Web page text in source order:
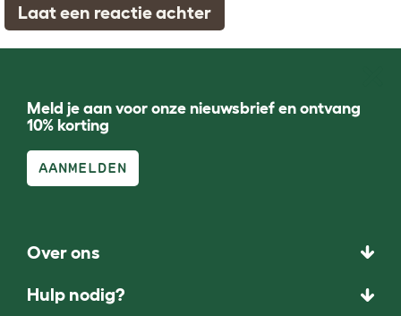
Laat een reactie achter
Meld je aan voor onze nieuwsbrief en ontvang
10% korting
AANMELDEN
Over ons
Hulp nodig?